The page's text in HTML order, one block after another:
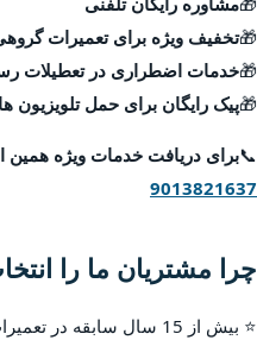
🎁تخفیف ویژه برای تعمیرات
🎁خدمات اضطراری در تعطیلات
🎁پیک رایگان برای حمل تلویزیون
📞برای دریافت خدمات ویژه همین
9013821637
چرا مشتریان ما را
⭐ بیش از 15 سال سابقه در تعمیرات تخصصی تلویزیون